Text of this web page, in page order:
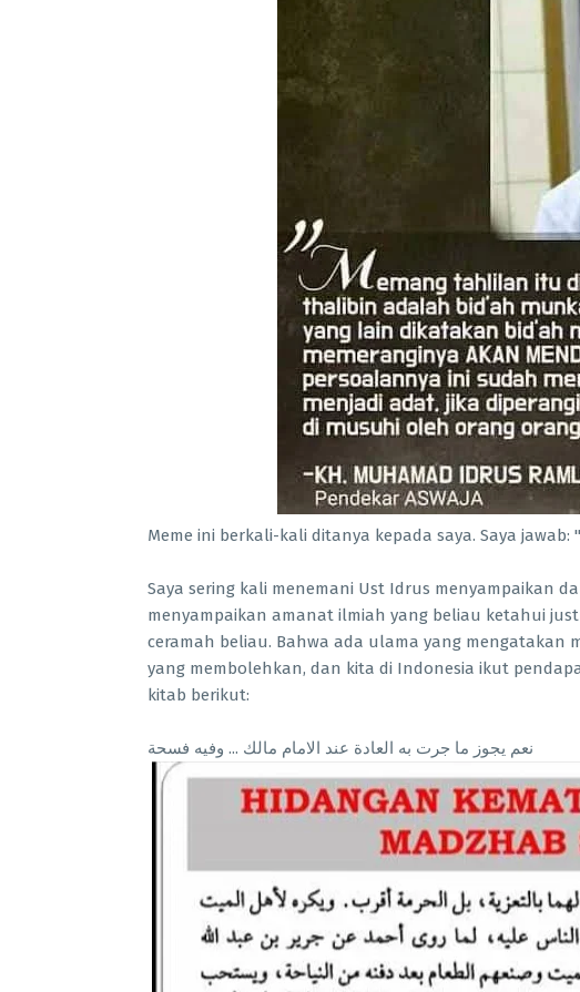
Meme ini berkali-kali ditanya kepada saya. Saya
Saya sering kali menemani Ust Idrus menyampaikan
menyampaikan amanat ilmiah yang beliau ketahui
ceramah beliau. Bahwa ada ulama yang mengatakan
yang membolehkan, dan kita di Indonesia ikut
kitab berikut:
نعم يجوز ما جرت به العادة عند الامام مالك ... وفيه فسحة